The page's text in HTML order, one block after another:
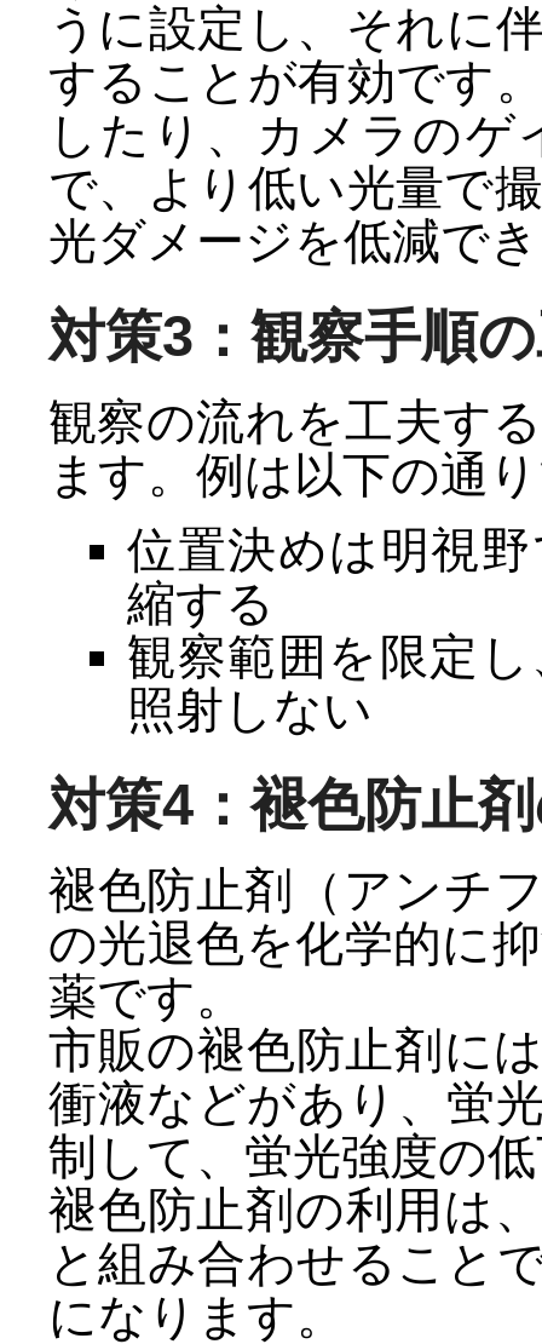
うに設定し、それに
することが有効です
したり、カメラのゲ
で、より低い光量で
光ダメージを低減で
対策3：観察手順
観察の流れを工夫す
ます。例は以下の通
位置決めは明視
縮する
観察範囲を限定
照射しない
対策4：褪色防止
褪色防止剤（アンチ
の光退色を化学的に
薬です。
市販の褪色防止剤に
衝液などがあり、蛍
制して、蛍光強度の
褪色防止剤の利用は
と組み合わせること
になります。